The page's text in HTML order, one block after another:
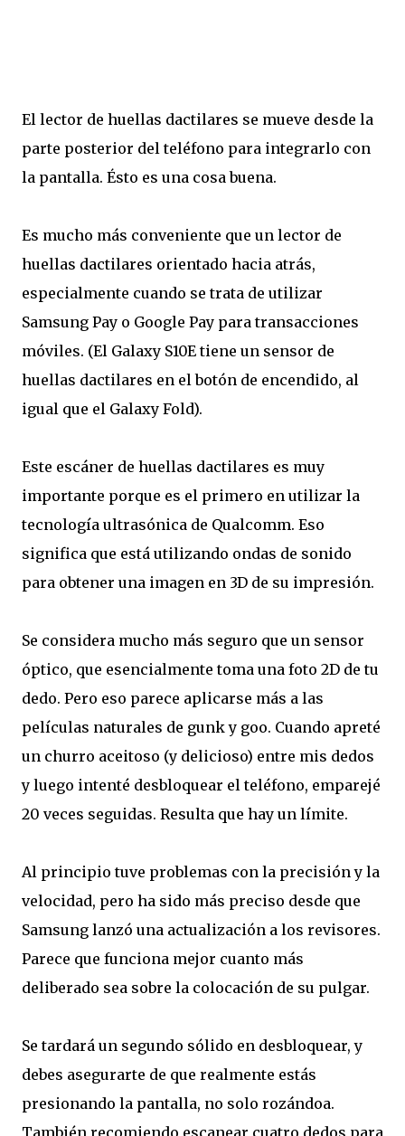
El lector de huellas dactilares se mueve desde la
parte posterior del teléfono para integrarlo con
la pantalla. Ésto es una cosa buena.
Es mucho más conveniente que un lector de
huellas dactilares orientado hacia atrás,
especialmente cuando se trata de utilizar
Samsung Pay o Google Pay para transacciones
móviles. (El Galaxy S10E tiene un sensor de
huellas dactilares en el botón de encendido, al
igual que el Galaxy Fold).
Este escáner de huellas dactilares es muy
importante porque es el primero en utilizar la
tecnología ultrasónica de Qualcomm. Eso
significa que está utilizando ondas de sonido
para obtener una imagen en 3D de su impresión.
Se considera mucho más seguro que un sensor
óptico, que esencialmente toma una foto 2D de tu
dedo. Pero eso parece aplicarse más a las
películas naturales de gunk y goo. Cuando apreté
un churro aceitoso (y delicioso) entre mis dedos
y luego intenté desbloquear el teléfono, emparejé
20 veces seguidas. Resulta que hay un límite.
Al principio tuve problemas con la precisión y la
velocidad, pero ha sido más preciso desde que
Samsung lanzó una actualización a los revisores.
Parece que funciona mejor cuanto más
deliberado sea sobre la colocación de su pulgar.
Se tardará un segundo sólido en desbloquear, y
debes asegurarte de que realmente estás
presionando la pantalla, no solo rozándoa.
También recomiendo escanear cuatro dedos para